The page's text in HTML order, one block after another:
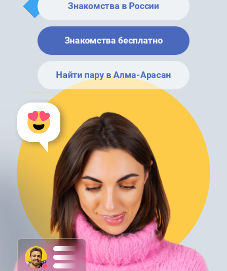
Знакомства в России
Знакомства бесплатно
Найти пару в Алма-Арасан